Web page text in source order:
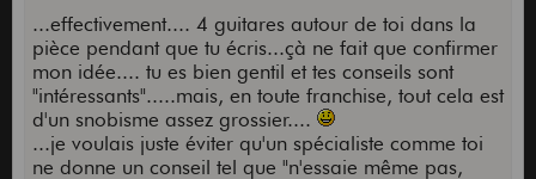
les mécaniques se dévissent, dont les bindings
sont mal scrapés, qui en studio doit souvent être
remplacée ou complétée par, justement ma taylor
ou ma bruno, c'est vachement bien.
Mais perso je mettrai pas 2000 euros dans une
gratte "pas mal". Ou alors c'est en connaissance
...effectivement.... 4 guitares autour de toi dans la
pièce pendant que tu écris...çà ne fait que confirmer
mon idée.... tu es bien gentil et tes conseils sont
"intéressants".....mais, en toute franchise, tout cela est
d'un snobisme assez grossier....
...je voulais juste éviter qu'un spécialiste comme toi
ne donne un conseil tel que "n'essaie même pas,